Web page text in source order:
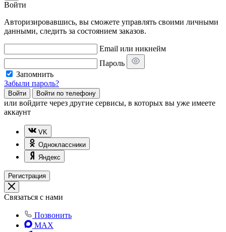
Войти
Авторизировавшись, вы сможете управлять своими личными
данными, следить за состоянием заказов.
Email или никнейм
Пароль
Запомнить
Забыли пароль?
Войти Войти по телефону
или войдите через другие сервисы, в которых вы уже имеете
аккаунт
VK
Одноклассники
Яндекс
Регистрация
Связаться с нами
Позвонить
MAX